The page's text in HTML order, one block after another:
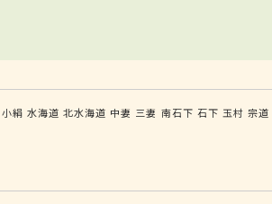
小絹 水海道 北水海道 中妻 三妻 南石下 石下 玉村 宗道